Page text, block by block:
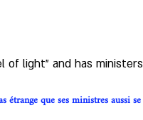
of light” and has ministers
que ses ministres aussi se